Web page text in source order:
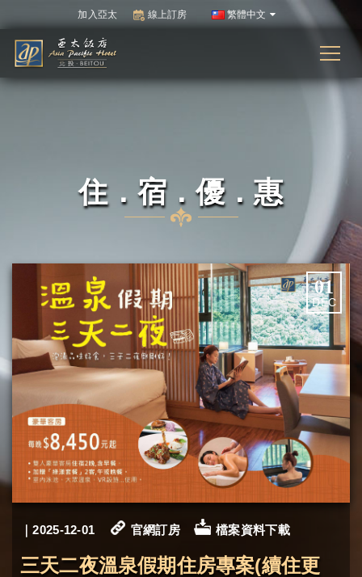
加入亞太 線上訂房 繁體中文
住．宿．優．惠
01
DEC
｜2025-12-01 官網訂房 檔案資料下載
三天二夜溫泉假期住房專案(續住更